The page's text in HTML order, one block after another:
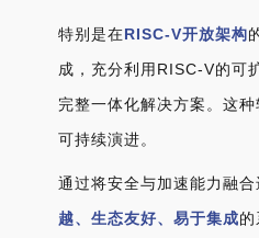
特别是在RISC-V开放架构
成，充分利用RISC-V的可
完整一体化解决方案。这
可持续演进。
通过将安全与加速能力融
越、生态友好、易于集成